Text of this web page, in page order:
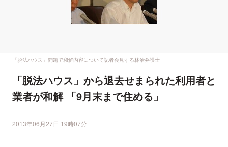
「脱法ハウス」問題で和解内容について記者会見する林治弁護士
「脱法ハウス」から退去せまられた利用者と
業者が和解 「9月末まで住める」
2013年06月27日 19時07分